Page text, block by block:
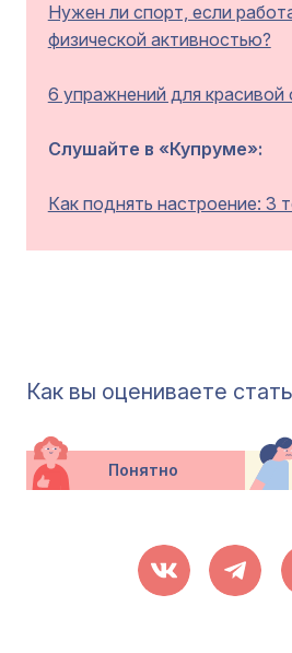
Нужен ли спорт, если
физической активностью?
6 упражнений для красивой
Слушайте в «Купруме»:
Как поднять настроение: 3
Как вы оцениваете
Понятно